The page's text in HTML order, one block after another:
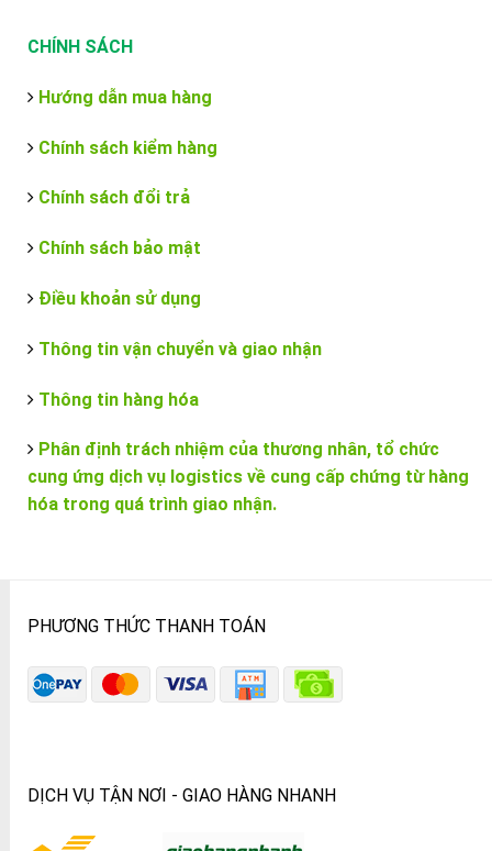
CHÍNH SÁCH
Hướng dẫn mua hàng
Chính sách kiểm hàng
Chính sách đổi trả
Chính sách bảo mật
Điều khoản sử dụng
Thông tin vận chuyển và giao nhận
Thông tin hàng hóa
Phân định trách nhiệm của thương nhân, tổ chức
cung ứng dịch vụ logistics về cung cấp chứng từ hàng
hóa trong quá trình giao nhận.
PHƯƠNG THỨC THANH TOÁN
DỊCH VỤ TẬN NƠI - GIAO HÀNG NHANH